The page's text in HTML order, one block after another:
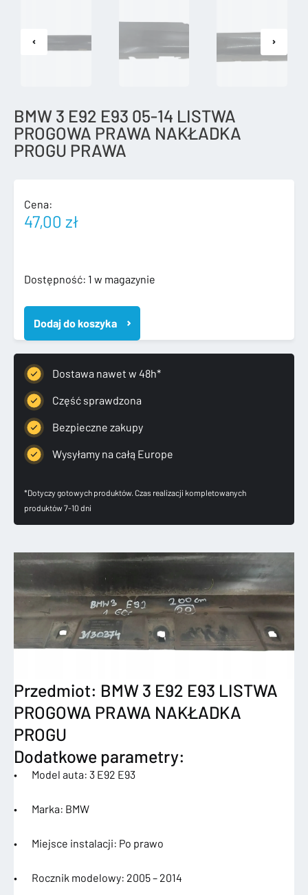
BMW 3 E92 E93 05-14 LISTWA
PROGOWA PRAWA NAKŁADKA
PROGU PRAWA
Cena:
47,00 zł
Dostępność: 1 w magazynie
ilość
3
E92
E93
05-
14
LISTWA
PROGOWA
PRAWA
NAKŁADKA
PROGU
PRAWA
Dodaj do koszyka
Dostawa nawet w 48h*
Część sprawdzona
Bezpieczne zakupy
Wysyłamy na całą Europe
*Dotyczy gotowych produktów. Czas realizacji kompletowanych
produktów 7-10 dni
Przedmiot: BMW 3 E92 E93 LISTWA
PROGOWA PRAWA NAKŁADKA
PROGU
Dodatkowe parametry:
• Model auta: 3 E92 E93
• Marka: BMW
• Miejsce instalacji: Po prawo
• Rocznik modelowy: 2005 – 2014